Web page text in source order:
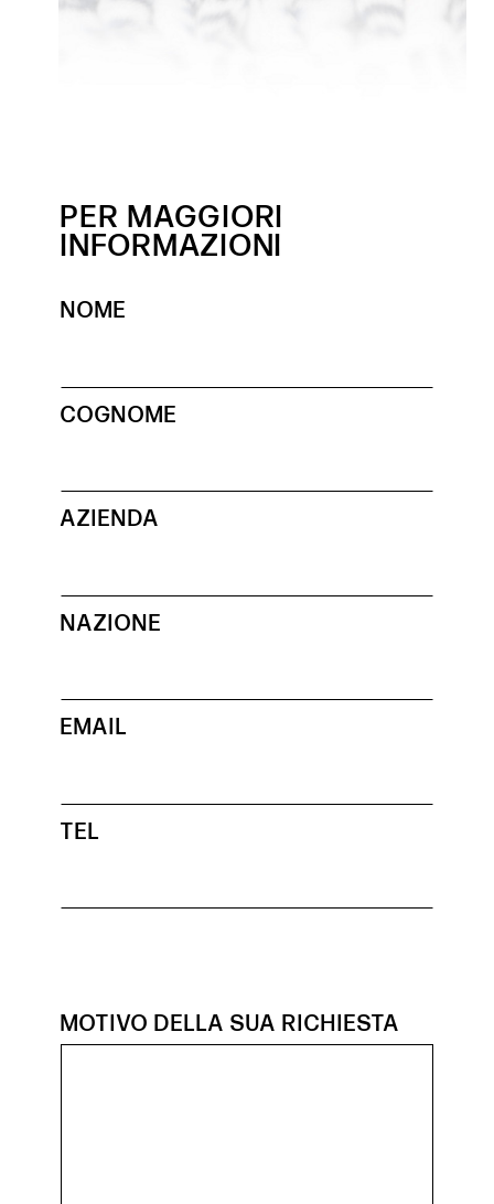
PER MAGGIORI
INFORMAZIONI
NOME
COGNOME
AZIENDA
NAZIONE
EMAIL
TEL
MOTIVO DELLA SUA RICHIESTA